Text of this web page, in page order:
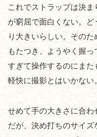
これでストラップは決
が窮屈で面白くない。
り大きいらしい。その
もたつき、ようやく握
すぎて操作するのにまた
軽快に撮影とはいかない
せめて手の大きさに合
だが、決め打ちのサイズ